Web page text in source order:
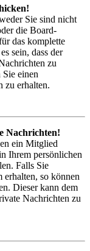
Sie sind nicht
die Board-
das komplette
sein, dass der
zu
einen
zu erhalten.
Nachrichten!
ein Mitglied
Ihrem persönlichen
Falls Sie
erhalten, so können
Dieser kann dem
Nachrichten zu